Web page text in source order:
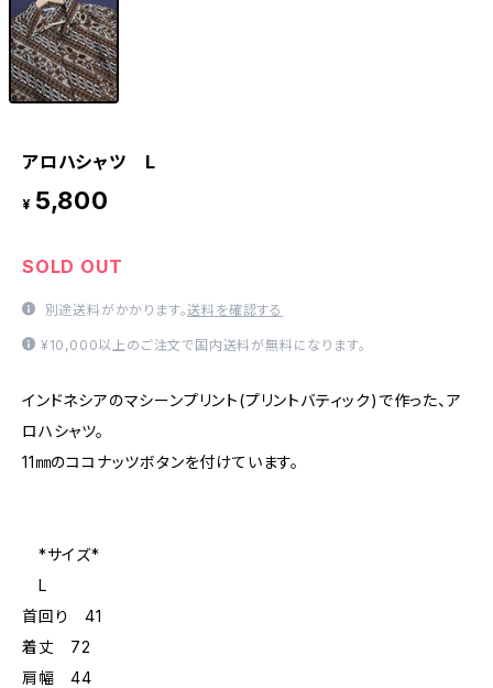
アロハシャツ L
¥ 5,800
SOLD OUT
別途送料がかかります。送料を確認する
¥10,000以上のご注文で国内送料が無料になります。
インドネシアのマシーンプリント(プリントバティック)で作った、ア
ロハシャツ。
11㎜のココナッツボタンを付けています。
*サイズ*
L
首回り 41
着丈 72
肩幅 44